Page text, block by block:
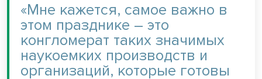
«Мне кажется, самое важно в
этом празднике – это
конгломерат таких значимых
наукоемких производств и
организаций, которые готовы